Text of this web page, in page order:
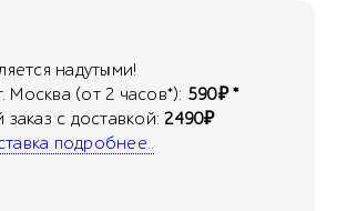
надутыми!
Москва (от 2 часов*): 590₽ *
с доставкой:2490₽
подробнее..